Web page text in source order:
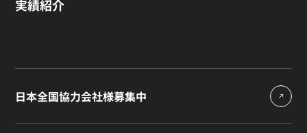
実績紹介
日本全国協力会社様募集中